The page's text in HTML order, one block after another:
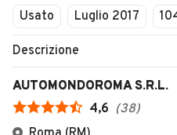
Usato Luglio 2017
Descrizione
AUTOMONDOROMA S.R.L.
4,6 (38)